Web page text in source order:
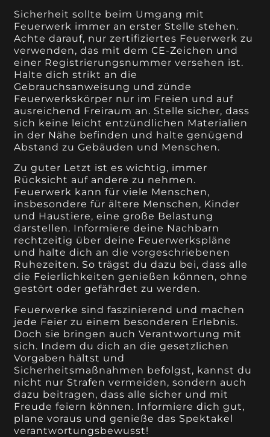
Sicherheit sollte beim Umgang mit
Feuerwerk immer an erster Stelle stehen.
Achte darauf, nur zertifiziertes Feuerwerk zu
verwenden, das mit dem CE-Zeichen und
einer Registrierungsnummer versehen ist.
Halte dich strikt an die
Gebrauchsanweisung und zünde
Feuerwerkskörper nur im Freien und auf
ausreichend Freiraum an. Stelle sicher, dass
sich keine leicht entzündlichen Materialien
in der Nähe befinden und halte genügend
Abstand zu Gebäuden und Menschen.
Zu guter Letzt ist es wichtig, immer
Rücksicht auf andere zu nehmen.
Feuerwerk kann für viele Menschen,
insbesondere für ältere Menschen, Kinder
und Haustiere, eine große Belastung
darstellen. Informiere deine Nachbarn
rechtzeitig über deine Feuerwerkspläne
und halte dich an die vorgeschriebenen
Ruhezeiten. So trägst du dazu bei, dass alle
die Feierlichkeiten genießen können, ohne
gestört oder gefährdet zu werden.
Feuerwerke sind faszinierend und machen
jede Feier zu einem besonderen Erlebnis.
Doch sie bringen auch Verantwortung mit
sich. Indem du dich an die gesetzlichen
Vorgaben hältst und
Sicherheitsmaßnahmen befolgst, kannst du
nicht nur Strafen vermeiden, sondern auch
dazu beitragen, dass alle sicher und mit
Freude feiern können. Informiere dich gut,
plane voraus und genieße das Spektakel
verantwortungsbewusst!